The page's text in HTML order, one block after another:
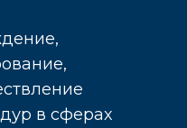
в сферах